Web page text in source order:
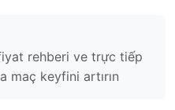
rehberi ve trực tiếp
maç keyfini artırın